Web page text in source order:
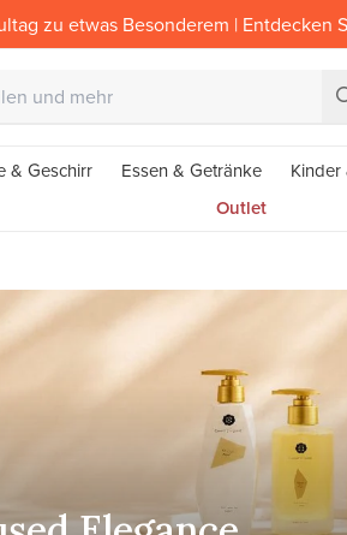
zu etwas Besonderem | Entdecken
& Geschirr Essen & Getränke Kinder
Outlet